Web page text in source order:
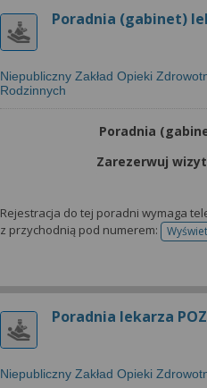
Poradnia (gabinet)
Niepubliczny Zakład Opieki
Rodzinnych
Poradnia
Zarezerwuj
Rejestracja do tej poradni wymaga
z przychodnią pod numerem:
Poradnia lekarza POZ
Niepubliczny Zakład Opieki